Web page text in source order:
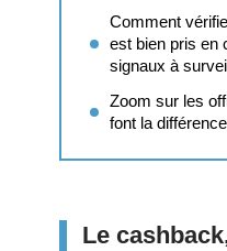
Comment
est bien pris en
signaux à
Zoom sur les
font la différence
Le